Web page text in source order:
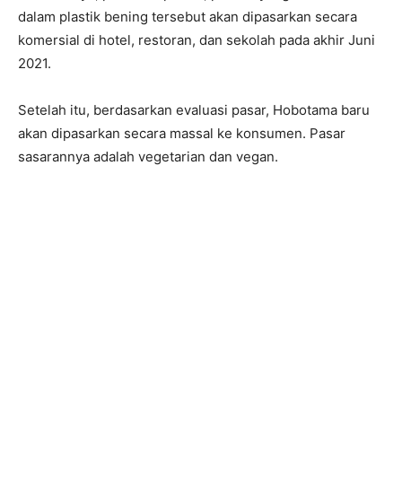
dalam plastik bening tersebut akan dipasarkan secara
komersial di hotel, restoran, dan sekolah pada akhir Juni
2021.
Setelah itu, berdasarkan evaluasi pasar, Hobotama baru
akan dipasarkan secara massal ke konsumen. Pasar
sasarannya adalah vegetarian dan vegan.